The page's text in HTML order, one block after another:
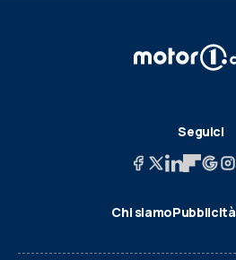
Seguici
Chi siamoPubblicità